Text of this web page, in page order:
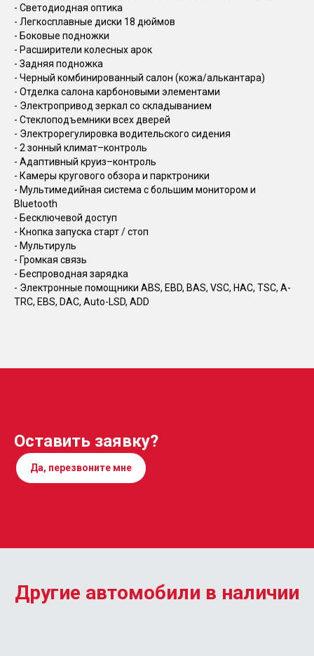
- Светодиодная оптика
- Легкосплавные диски 18 дюймов
- Боковые подножки
- Расширители колесных арок
- Задняя подножка
- Черный комбинированный салон (кожа/алькантара)
- Отделка салона карбоновыми элементами
- Электропривод зеркал со складыванием
- Стеклоподъемники всех дверей
- Электрорегулировка водительского сидения
- 2 зонный климат–контроль
- Адаптивный круиз–контроль
- Камеры кругового обзора и парктроники
- Мультимедийная система с большим монитором и
Bluetooth
- Бесключевой доступ
- Кнопка запуска старт / стоп
- Мультируль
- Громкая связь
- Беспроводная зарядка
- Электронные помощники ABS, EBD, BAS, VSC, HAC, TSC, A-
TRC, EBS, DAC, Auto-LSD, ADD
Оставить заявку?
Да, перезвоните мне
Другие автомобили в наличии